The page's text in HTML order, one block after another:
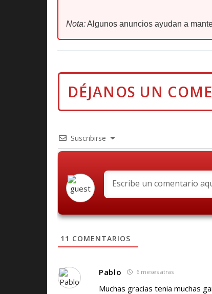
Nota:Algunos anuncios ayudan a
Suscribirse
11 COMENTARIOS
Pablo 6 meses atras
Muchas gracias tenia muchas